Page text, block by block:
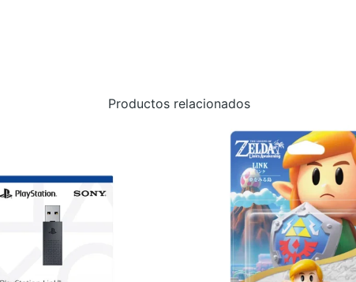
Productos relacionados